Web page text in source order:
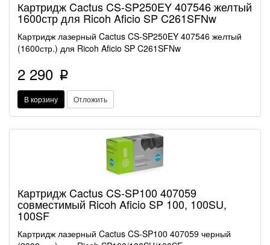
Картридж Cactus CS-SP250EY 407546 желтый
1600стр для Ricoh Aficio SP C261SFNw
Картридж лазерный Cactus CS-SP250EY 407546 желтый
(1600стр.) для Ricoh Aficio SP C261SFNw
2 290 p
В корзину Отложить
Картридж Cactus CS-SP100 407059
совместимый Ricoh Aficio SP 100, 100SU,
100SF
Картридж лазерный Cactus CS-SP100 407059 черный